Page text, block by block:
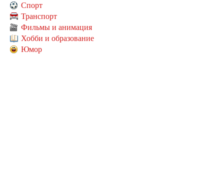
Спорт
Транспорт
Фильмы и анимация
Хобби и образование
Юмор